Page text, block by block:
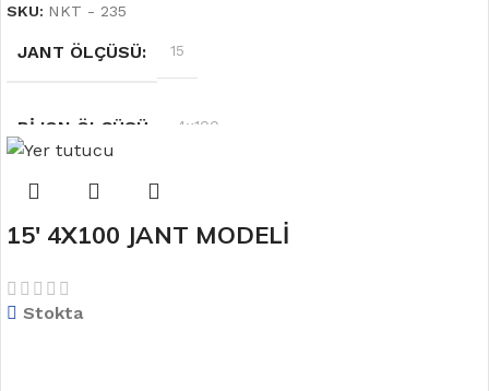
SKU: NKT - 235
JANT ÖLÇÜSÜ 15
BIJON ÖLÇÜSÜ 4×100
OFSET
RENK
15′ 4X100 JANT MODELİ
Stokta